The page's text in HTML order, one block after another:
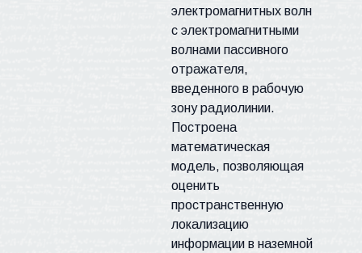
электромагнитных волн
сэлектромагнитными
волнами пассивного
отражателя,
введенного в рабочую
зону радиолинии.
Построена
математическая
модель, позволяющая
оценить
пространственную
локализацию
информации в наземной